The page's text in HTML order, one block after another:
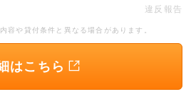
違反報告
容や貸付条件と異なる場合があります。
はこちら